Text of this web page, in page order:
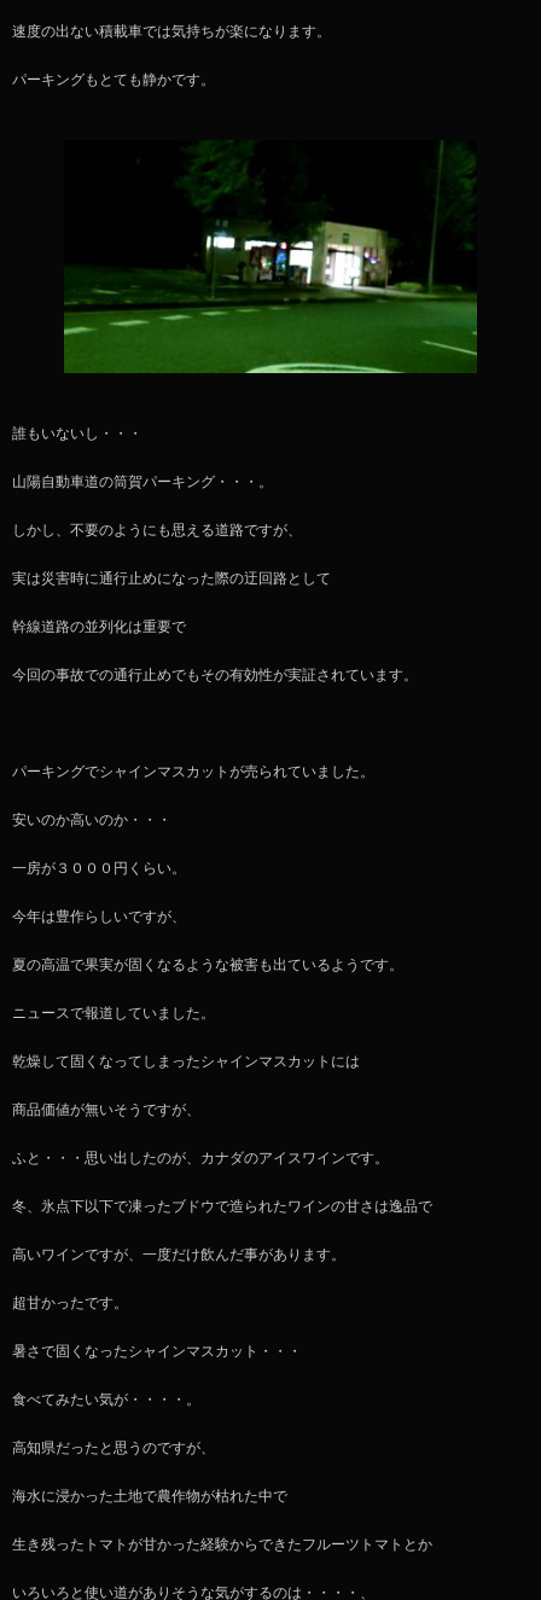
速度の出ない積載車では気持ちが楽になります。
パーキングもとても静かです。
誰もいないし・・・
山陽自動車道の筒賀パーキング・・・。
しかし、不要のようにも思える道路ですが、
実は災害時に通行止めになった際の迂回路として
幹線道路の並列化は重要で
今回の事故での通行止めでもその有効性が実証されています。
パーキングでシャインマスカットが売られていました。
安いのか高いのか・・・
一房が３０００円くらい。
今年は豊作らしいですが、
夏の高温で果実が固くなるような被害も出ているようです。
ニュースで報道していました。
乾燥して固くなってしまったシャインマスカットには
商品価値が無いそうですが、
ふと・・・思い出したのが、カナダのアイスワインです。
冬、氷点下以下で凍ったブドウで造られたワインの甘さは逸品で
高いワインですが、一度だけ飲んだ事があります。
超甘かったです。
暑さで固くなったシャインマスカット・・・
食べてみたい気が・・・・。
高知県だったと思うのですが、
海水に浸かった土地で農作物が枯れた中で
生き残ったトマトが甘かった経験からできたフルーツトマトとか
いろいろと使い道がありそうな気がするのは・・・・、